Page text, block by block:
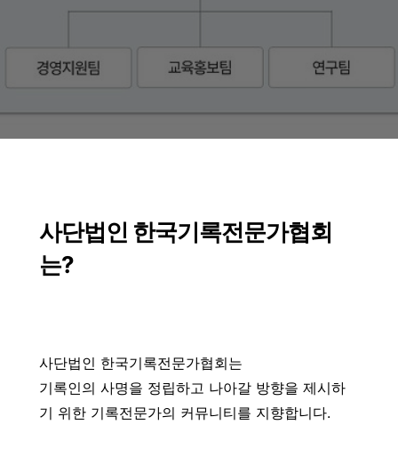
사단법인 한국기록전문가협회
는?
사단법인 한국기록전문가협회는
기록인의 사명을 정립하고 나아갈 방향을 제시하
기 위한 기록전문가의 커뮤니티를 지향합니다.